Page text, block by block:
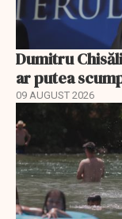
Dumitru
ar putea
09 AUGUST 2026